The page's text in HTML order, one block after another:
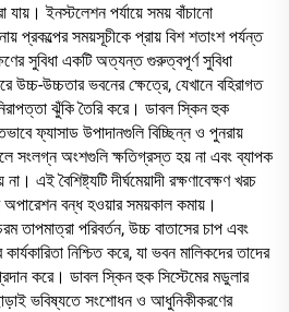
যায়। ইনস্টলেশন পর্যায়ে সময় বাঁচানো
প্রকল্পের সময়সূচীকে প্রায় বিশ শতাংশ পর্যন্ত
সুবিধা একটি অত্যন্ত গুরুত্বপূর্ণ সুবিধা
উচ্চ-উচ্চতার ভবনের ক্ষেত্রে, যেখানে বহিরাগত
ঝুঁকি তৈরি করে। ডাবল স্কিন হুক
ফ্যাসাড উপাদানগুলি বিচ্ছিন্ন ও পুনরায়
সংলগ্ন অংশগুলি ক্ষতিগ্রস্ত হয় না এবং ব্যাপক
এই বৈশিষ্ট্যটি দীর্ঘমেয়াদী রক্ষণাবেক্ষণ খরচ
অপারেশন বন্ধ হওয়ার সময়কাল কমায়।
তাপমাত্রা পরিবর্তন, উচ্চ বাতাসের চাপ এবং
নিশ্চিত করে, যা ভবন মালিকদের তাদের
করে। ডাবল স্কিন হুক সিস্টেমের মডুলার
ভবিষ্যতে সংশোধন ও আধুনিকীকরণের